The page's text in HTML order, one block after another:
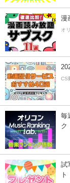
漫
オ
CS
毎
ク
試
ト